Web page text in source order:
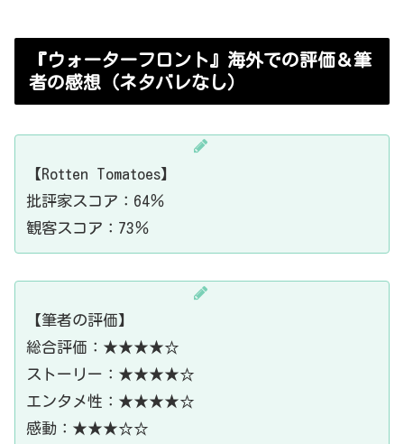
『ウォーターフロント』海外での評価＆筆
者の感想（ネタバレなし）
【Rotten Tomatoes】
批評家スコア：64％
観客スコア：73％
【筆者の評価】
総合評価：★★★★☆
ストーリー：★★★★☆
エンタメ性：★★★★☆
感動：★★★☆☆